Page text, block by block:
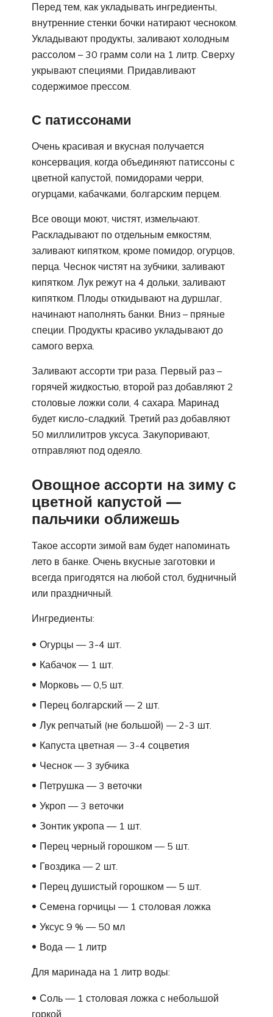
Перед тем, как укладывать ингредиенты,
внутренние стенки бочки натирают чесноком.
Укладывают продукты, заливают холодным
рассолом – 30 грамм соли на 1 литр. Сверху
укрывают специями. Придавливают
содержимое прессом.
С патиссонами
Очень красивая и вкусная получается
консервация, когда объединяют патиссоны с
цветной капустой, помидорами черри,
огурцами, кабачками, болгарским перцем.
Все овощи моют, чистят, измельчают.
Раскладывают по отдельным емкостям,
заливают кипятком, кроме помидор, огурцов,
перца. Чеснок чистят на зубчики, заливают
кипятком. Лук режут на 4 дольки, заливают
кипятком. Плоды откидывают на дуршлаг,
начинают наполнять банки. Вниз – пряные
специи. Продукты красиво укладывают до
самого верха.
Заливают ассорти три раза. Первый раз –
горячей жидкостью, второй раз добавляют 2
столовые ложки соли, 4 сахара. Маринад
будет кисло-сладкий. Третий раз добавляют
50 миллилитров уксуса. Закупоривают,
отправляют под одеяло.
Овощное ассорти на зиму с
цветной капустой —
пальчики оближешь
Такое ассорти зимой вам будет напоминать
лето в банке. Очень вкусные заготовки и
всегда пригодятся на любой стол, будничный
или праздничный.
Ингредиенты:
Огурцы — 3-4 шт.
Кабачок — 1 шт.
Морковь — 0,5 шт.
Перец болгарский — 2 шт.
Лук репчатый (не большой) — 2-3 шт.
Капуста цветная — 3-4 соцветия
Чеснок — 3 зубчика
Петрушка — 3 веточки
Укроп — 3 веточки
Зонтик укропа — 1 шт.
Перец черный горошком — 5 шт.
Гвоздика — 2 шт.
Перец душистый горошком — 5 шт.
Семена горчицы — 1 столовая ложка
Уксус 9 % — 50 мл
Вода — 1 литр
Для маринада на 1 литр воды:
Соль — 1 столовая ложка с небольшой
горкой